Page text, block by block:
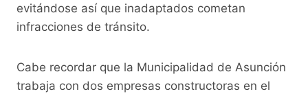
evitándose así que inadaptados cometan
infracciones de tránsito.
Cabe recordar que la Municipalidad de Asunción
trabaja con dos empresas constructoras en el